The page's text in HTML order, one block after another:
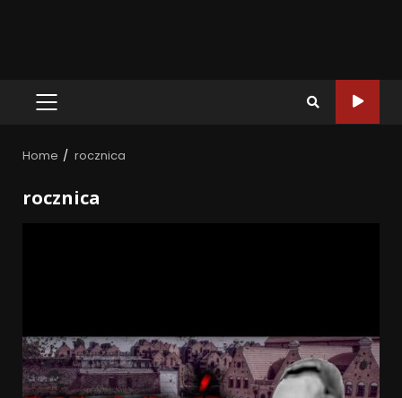
Home rocznica
rocznica